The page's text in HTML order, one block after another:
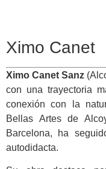
Ximo Canet
Ximo Canet Sanz
con una trayectoria
conexión con la
Bellas Artes de
Barcelona, ha
autodidacta.